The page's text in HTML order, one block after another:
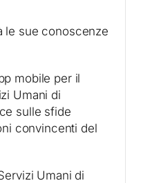
le sue conoscenze
mobile per il
Umani di
sulle sfide
convincenti del
Umani di